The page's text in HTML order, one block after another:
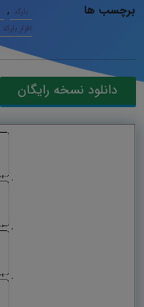
برچسب ها
بارکد ,
افزار بارکد
دانلود نسخه رایگان